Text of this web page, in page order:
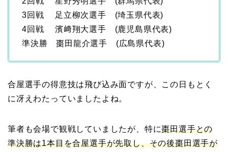
3回戦 足立柳次選手 (埼玉県代表)
4回戦 濱﨑翔大選手 (鹿児島県代表)
準決勝 棗田龍介選手 (広島県代表)
合屋選手の得意技は飛び込み面ですが、この日もとく
に冴えわたっていましたよね。
筆者も会場で観戦していましたが、特に棗田選手との
準決勝は1本目を合屋選手が先取し、その後棗田選手が